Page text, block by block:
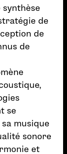
de
de
de
se
sa musique
sonore
et